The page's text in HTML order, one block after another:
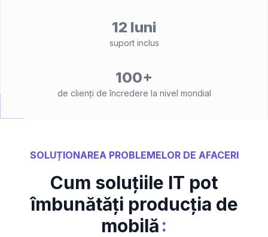
12 luni
suport inclus
100+
de clienți de încredere la nivel mondial
SOLUȚIONAREA PROBLEMELOR DE AFACERI
Cum soluțiile IT pot
îmbunătăți producția de
mobilă: